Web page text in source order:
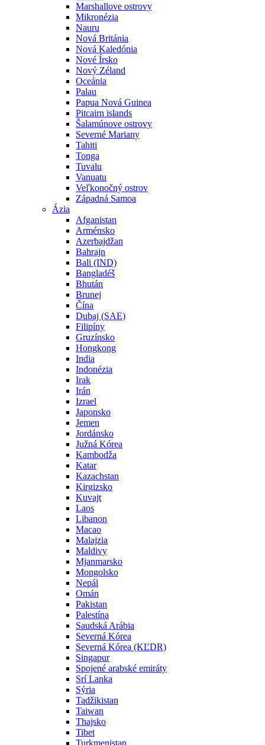
Marshallove ostrovy
Mikronézia
Nauru
Nová Británia
Nová Kaledónia
Nové Írsko
Nový Zéland
Oceánia
Palau
Papua Nová Guinea
Pitcairn islands
Šalamúnove ostrovy
Severné Mariany
Tahiti
Tonga
Tuvalu
Vanuatu
Veľkonočný ostrov
Západná Samoa
Ázia
Afganistan
Arménsko
Azerbajdžan
Bahrajn
Bali (IND)
Bangladéš
Bhután
Brunej
Čína
Dubaj (SAE)
Filipíny
Gruzínsko
Hongkong
India
Indonézia
Irak
Irán
Izrael
Japonsko
Jemen
Jordánsko
Južná Kórea
Kambodža
Katar
Kazachstan
Kirgizsko
Kuvajt
Laos
Libanon
Macao
Malajzia
Maldivy
Mjanmarsko
Mongolsko
Nepál
Omán
Pakistan
Palestína
Saudská Arábia
Severná Kórea
Severná Kórea (KĽDR)
Singapur
Spojené arabské emiráty
Srí Lanka
Sýria
Tadžikistan
Taiwan
Thajsko
Tibet
Turkmenistan